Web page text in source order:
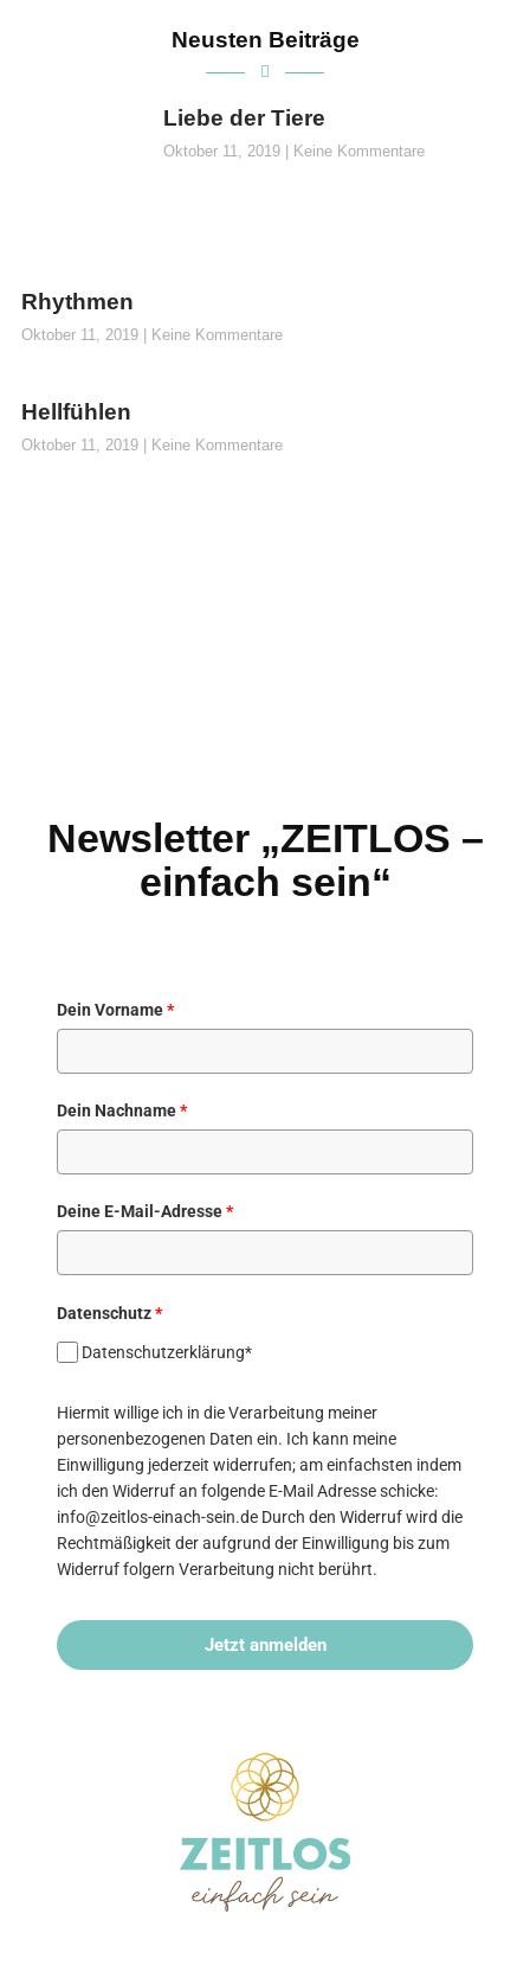
Neusten Beiträge
Liebe der Tiere
Oktober 11, 2019 Keine Kommentare
Rhythmen
Oktober 11, 2019 Keine Kommentare
Hellfühlen
Oktober 11, 2019 Keine Kommentare
Newsletter „ZEITLOS –
einfach sein“
Dein Vorname*
Dein Nachname*
Deine E-Mail-Adresse*
Datenschutz*
Datenschutzerklärung*
Hiermit willige ich in die Verarbeitung meiner
personenbezogenen Daten ein. Ich kann meine
Einwilligung jederzeit widerrufen; am einfachsten indem
ich den Widerruf an folgende E-Mail Adresse schicke:
info@zeitlos-einach-sein.de Durch den Widerruf wird die
Rechtmäßigkeit der aufgrund der Einwilligung bis zum
Widerruf folgern Verarbeitung nicht berührt.
Jetzt anmelden